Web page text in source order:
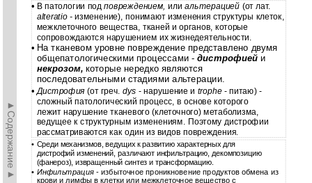
►Содержание►
• В патологии подповреждением,илиальтерацией (от лат.
alteratio -изменение), понимают изменения структуры клеток,
межклеточного вещества, тканей и органов, которые
сопровождаются нарушением их жизнедеятельности.
• На тканевом уровне повреждение представлено двумя
общепатологическими процессами -дистрофией и
некрозом,которые нередко являются
последовательными стадиями альтерации.
• Дистрофия(от греч.dys - нарушение и trophe - питаю) -
сложный патологический процесс, в основе которого
лежит нарушение тканевого (клеточного) метаболизма,
ведущее к структурным изменениям. Поэтому дистрофии
рассматриваются как один из видов повреждения.
• Среди механизмов, ведущих к развитию характерных для
дистрофий изменений, различают инфильтрацию, декомпозицию
(фанероз), извращенный синтез и трансформацию.
• Инфильтрация - избыточное проникновение продуктов обмена из
крови и лимфы в клетки или межклеточное вещество с